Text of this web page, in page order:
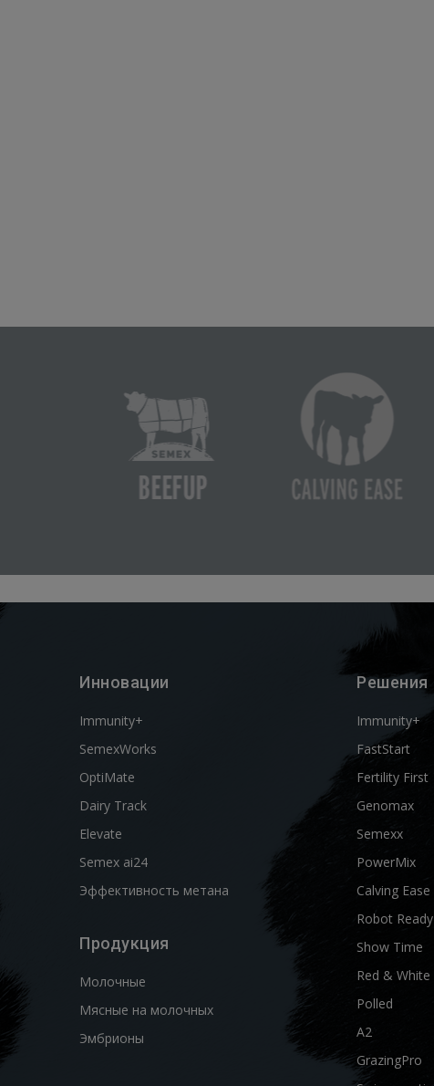
Инновации
Immunity+
SemexWorks
OptiMate
Dairy Track
Elevate
Semex ai24
Эффективность метана
Продукция
Молочные
Мясные на молочных
Эмбрионы
Решения
Immunity+
FastStart
Fertility First
Genomax
Semexx
PowerMix
Calving Ease
Robot Ready
Show Time
Red & White
Polled
A2
GrazingPro